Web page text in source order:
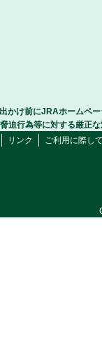
かけ前にJRAホームペ
迫行為等に対する厳正
リンク ご利用に際し